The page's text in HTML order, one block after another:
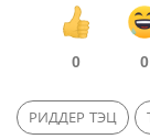
0 0
РИДДЕР ТЭЦ